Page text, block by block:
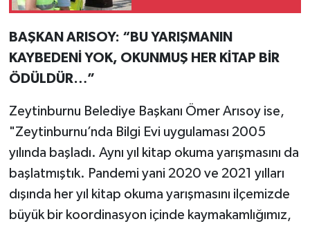
BAŞKAN ARISOY: “BU YARIŞMANIN
KAYBEDENİ YOK, OKUNMUŞ HER KİTAP BİR
ÖDÜLDÜR…”
Zeytinburnu Belediye Başkanı Ömer Arısoy ise,
"Zeytinburnu’nda Bilgi Evi uygulaması 2005
yılında başladı. Aynı yıl kitap okuma yarışmasını da
başlatmıştık. Pandemi yani 2020 ve 2021 yılları
dışında her yıl kitap okuma yarışmasını ilçemizde
büyük bir koordinasyon içinde kaymakamlığımız,